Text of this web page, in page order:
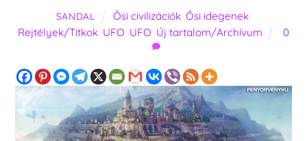
SANDAL Ősi civilizációk ,Ősi idegenek
Rejtélyek/Titkok, UFO UFO Új tartalom/Archívum 0